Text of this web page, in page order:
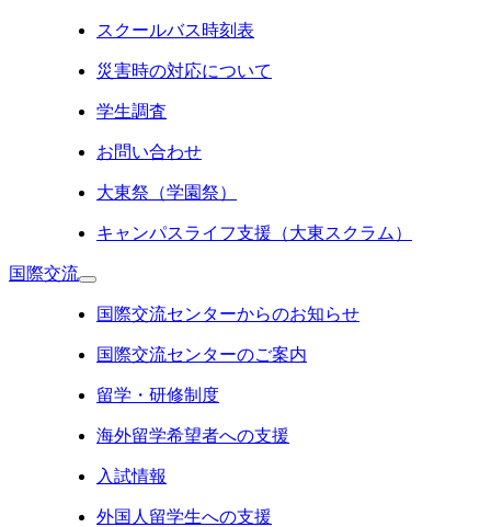
スクールバス時刻表
災害時の対応について
学生調査
お問い合わせ
大東祭（学園祭）
キャンパスライフ支援（大東スクラム）
国際交流
国際交流センターからのお知らせ
国際交流センターのご案内
留学・研修制度
海外留学希望者への支援
入試情報
外国人留学生への支援